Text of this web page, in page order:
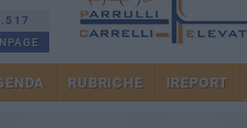
RUBRICHE IREPORT